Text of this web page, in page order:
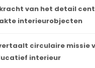
van het detail
interieurobjecten
circulaire missie
interieur